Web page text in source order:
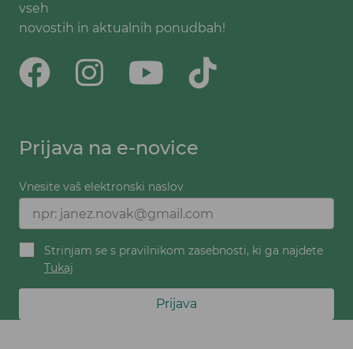
vseh
novostih in aktualnih ponudbah!
Prijava na e-novice
Vnesite vaš elektronski naslov
Strinjam se s pravilnikom zasebnosti, ki ga najdete
Tukaj
Prijava